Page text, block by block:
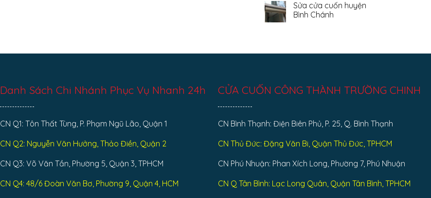
cuốn
quận
Tân
bình
luận
ở
Sửa cửa cuốn huyện
Bình Chánh
Chánh
Danh Sách Chi Nhánh Phục Vụ Nhanh 24h
CN Q1: Tôn Thất Tùng, P. Phạm Ngũ Lão, Quận 1
CN Q2: Nguyễn Văn Hưởng, Thảo Điền, Quận 2
CN Q3: Võ Văn Tần, Phường 5, Quận 3, TPHCM
CN Q4: 48/6 Đoàn Văn Bơ, Phường 9, Quận 4, HCM
CỬA CUỐN CÔNG THÀNH TRƯỜNG CHINH
CN Bình Thạnh: Điện Biên Phủ, P. 25, Q. Bình Thạnh
CN Thủ Đức: Đặng Văn Bi, Quận Thủ Đức, TPHCM
CN Phú Nhuận: Phan Xích Long, Phường 7, Phú Nhuận
CN Q Tân Bình: Lạc Long Quân, Quận Tân Bình, TPHCM